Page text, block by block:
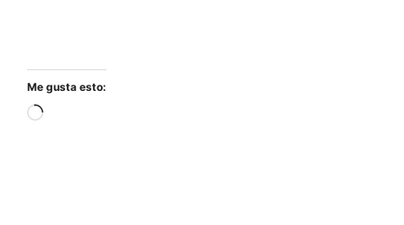
Me gusta esto:
Cargando...